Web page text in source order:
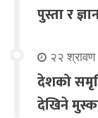
पुस्ता र
२२
देशको
देखिने